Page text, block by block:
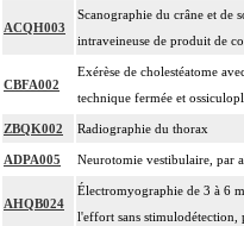
ACQH003
Scanographie du crâne et de
intraveineuse de produit de
CBFA002
Exérèse de cholestéatome
technique fermée et
ZBQK002 Radiographie du thorax
ADPA005 Neurotomie vestibulaire, par
AHQB024
Électromyographie de 3 à 6
l'effort sans stimulodétection,